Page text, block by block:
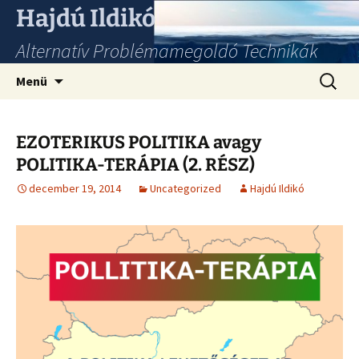
Hajdú Ildikó
Alternatív Problémamegoldó Technikák
Menü
EZOTERIKUS POLITIKA avagy
POLITIKA-TERÁPIA (2. RÉSZ)
december 19, 2014 Uncategorized Hajdú Ildikó